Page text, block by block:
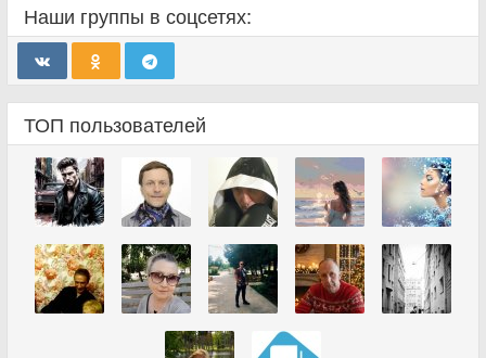
Наши группы в соцсетях:
ТОП пользователей